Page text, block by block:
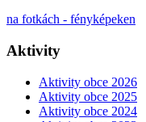
na fotkách - fényképeken
Aktivity
Aktivity obce 2026
Aktivity obce 2025
Aktivity obce 2024